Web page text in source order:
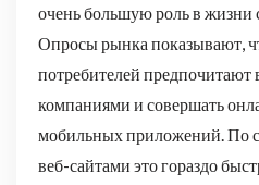
очень большую роль в жизни
Опросы рынка показывают,
потребителей предпочитают
компаниями и совершать
мобильных приложений. По
веб-сайтами это гораздо